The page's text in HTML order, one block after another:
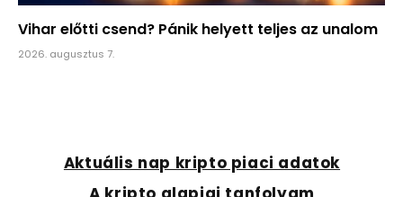
Vihar előtti csend? Pánik helyett teljes az unalom
2026. augusztus 7.
Aktuális nap kripto piaci adatok